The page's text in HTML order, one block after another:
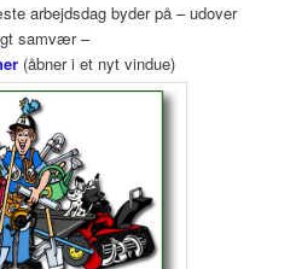
arbejdsdag byder på – udover
samvær –
(åbner i et nyt vindue)